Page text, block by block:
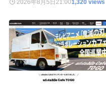
2026年8月5日 21:001,320 views